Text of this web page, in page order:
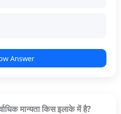
Answer
मान्यता किस इलाके में है?